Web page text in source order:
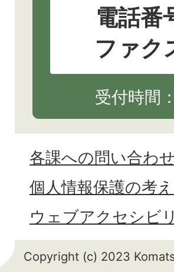
電話番
ファク
受付時間
各課への問い合わせ
個人情報保護の考
ウェブアクセシビ
Copyright (c) 2023